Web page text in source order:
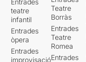
Entrades
teatre
infantil
Entrades
òpera
Entrades
improvisació
Teatre
Borràs
Entrades
Teatre
Romea
Entrades